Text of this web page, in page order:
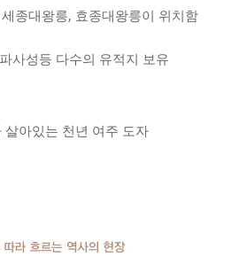
종대왕릉, 효종대왕릉이 위치함
사성등 다수의 유적지 보유
아있는 천년 여주 도자